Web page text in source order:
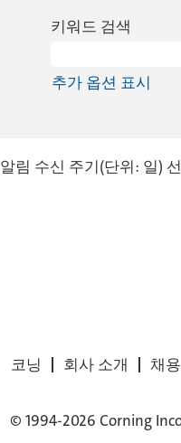
키워드 검색
추가 옵션 표시
알림 수신 주기(단위: 일)
코닝 회사 소개 채용
© 1994-2026 Corning